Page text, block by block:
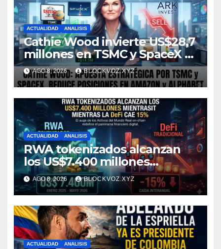
ACTUALIDAD ANALISIS
Cathie Wood invierte US$28,7
millones en TSMC y SpaceX y
reduce posiciones en
Amazon y Alphabet
AGO 8, 2026 BLOCKVOZ.XYZ
ACTUALIDAD ANALISIS
RWA tokenizados alcanzan
los US$7.400 millones
mientras la DeFi cae 15%
AGO 8, 2026 BLOCKVOZ.XYZ
ACTUALIDAD ANALISIS